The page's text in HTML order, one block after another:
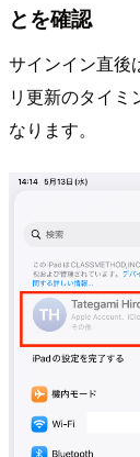
とを確認
サインイン直後
リ更新のタイミ
なります。